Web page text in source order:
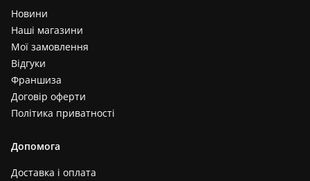
Новини
Наші магазини
Мої замовлення
Відгуки
Франшиза
Договір оферти
Політика приватності
Допомога
Доставка і оплата